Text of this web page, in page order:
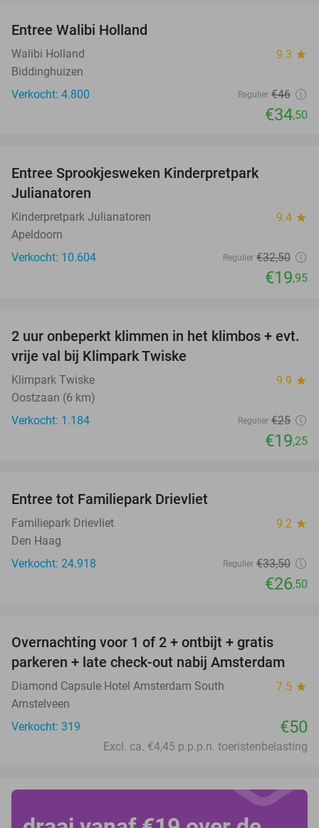
Entree Walibi Holland
Walibi Holland 9.3 star
Biddinghuizen
Verkocht: 4.800
Regulier €46
€34,50
Entree Sprookjesweken Kinderpretpark
Julianatoren
Kinderpretpark Julianatoren 9.4 star
Apeldoorn
Verkocht: 10.604
Regulier €32,50
€19,95
23%
2 uur onbeperkt klimmen in het klimbos + evt.
vrije val bij Klimpark Twiske
Klimpark Twiske 9.9 star
Oostzaan (6 km)
Verkocht: 1.184
Regulier €25
€19,25
Entree tot Familiepark Drievliet
Familiepark Drievliet 9.2 star
Den Haag
Verkocht: 24.918
Regulier €33,50
€26,50
Overnachting voor 1 of 2 + ontbijt + gratis
parkeren + late check-out nabij Amsterdam
Diamond Capsule Hotel Amsterdam South 7.5 star
Amstelveen
Verkocht: 319
€50
Excl. ca. €4,45 p.p.p.n. toeristenbelasting